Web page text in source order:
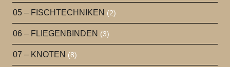
05 – FISCHTECHNIKEN (2)
06 – FLIEGENBINDEN (3)
07 – KNOTEN (8)